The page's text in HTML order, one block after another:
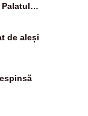
de aleși